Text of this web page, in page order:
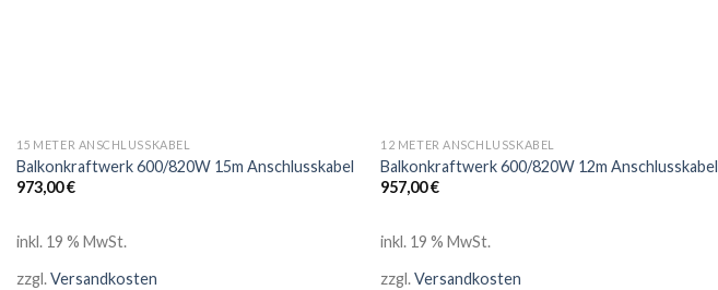
15 METER ANSCHLUSSKABEL
Balkonkraftwerk 600/820W 15m Anschlusskabel
973,00€
inkl. 19 % MwSt.
zzgl.Versandkosten
12 METER ANSCHLUSSKABEL
Balkonkraftwerk 600/820W 12m Anschlusskabel
957,00€
inkl. 19 % MwSt.
zzgl.Versandkosten